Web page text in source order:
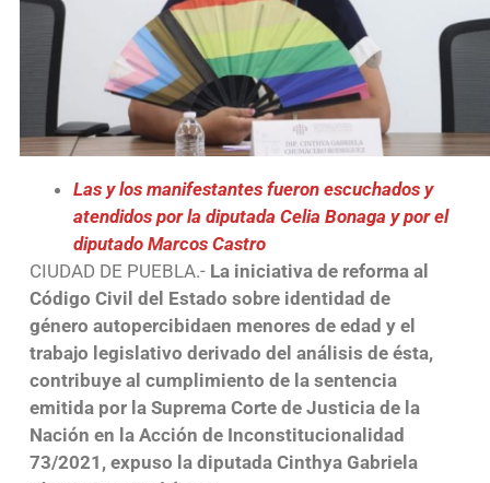
Las y los manifestantes fueron escuchados y
atendidos por la diputada Celia Bonaga y por el
diputado Marcos Castro
CIUDAD DE PUEBLA.- La iniciativa de reforma al
Código Civil del Estado sobre identidad de
género autopercibidaen menores de edad y el
trabajo legislativo derivado del análisis de ésta,
contribuye al cumplimiento de la sentencia
emitida por la Suprema Corte de Justicia de la
Nación en la Acción de Inconstitucionalidad
73/2021, expuso la diputada Cinthya Gabriela